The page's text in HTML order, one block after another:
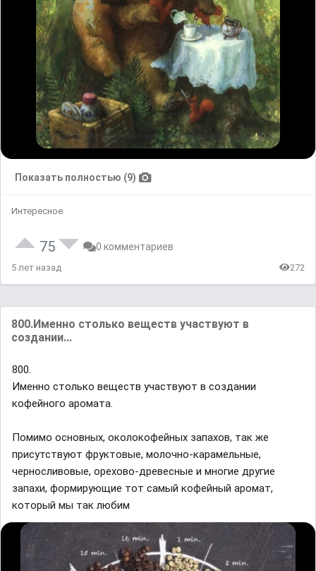
Показать полностью (9)
Интересное
75 0 комментариев
5 лет назад 272
800.Именно столько веществ участвуют в
создании...
800.
Именно столько веществ участвуют в создании
кофейного аромата.
Помимо основных, околокофейных запахов, так же
присутствуют фруктовые, молочно-карамельные,
черносливовые, орехово-древесные и многие другие
запахи, формирующие тот самый кофейный аромат,
который мы так любим